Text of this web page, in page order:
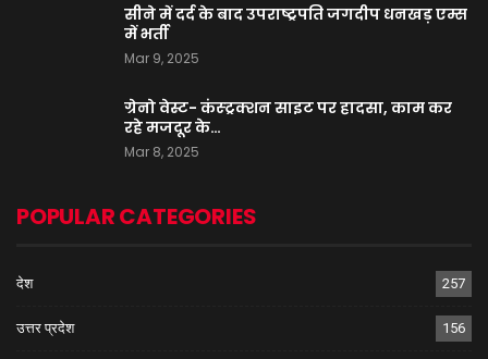
सीने में दर्द के बाद उपराष्ट्रपति जगदीप धनखड़ एम्स
में भर्ती
Mar 9, 2025
ग्रेनो वेस्ट- कंस्ट्रक्शन साइट पर हादसा, काम कर
रहे मजदूर के…
Mar 8, 2025
POPULAR CATEGORIES
देश 257
उत्तर प्रदेश 156